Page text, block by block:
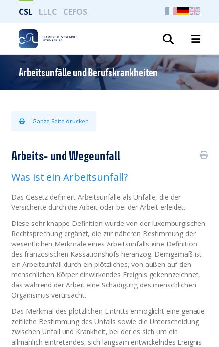
CSL LLLC CEFOS
Arbeitsunfälle und Berufskrankheiten
Ganze Seite drucken
Arbeits- und Wegeunfall
Was ist ein Arbeitsunfall?
Das Gesetz definiert Arbeitsunfälle als Unfälle, die der
Versicherte durch die Arbeit oder bei der Arbeit erleidet.
Diese sehr knappe Definition wurde von der luxemburgischen
Rechtsprechung ergänzt, die zur näheren Bestimmung der
wesentlichen Merkmale eines Arbeitsunfalls eine Definition
des französischen Kassationshofs heranzog. Demgemäß ist
ein Arbeitsunfall durch ein plötzliches, von außen auf den
menschlichen Körper einwirkendes Ereignis gekennzeichnet,
das während der Arbeit eine Schädigung des menschlichen
Organismus verursacht.
Das Merkmal des plötzlichen Eintritts ermöglicht eine genaue
zeitliche Bestimmung des Unfalls sowie die Unterscheidung
zwischen Unfall und Krankheit, bei der es sich um ein
allmählich eintretendes, sich langsam entwickelndes Ereignis